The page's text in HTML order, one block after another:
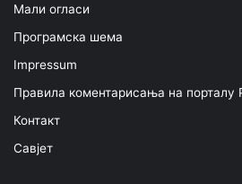
Мали огласи
Програмска шема
Impressum
Правила коментарисања на порталу
Контакт
Савјет